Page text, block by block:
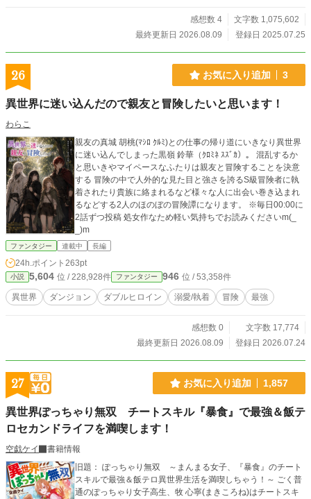
異種族たちとスローライフしながら、 世界を救ってしまう
感想数 4
文字数 1,075,602
最終更新日 2026.08.09
登録日 2025.07.25
26 お気に入り追加 3
異世界に迷い込んだので親友と冒険したいと思います！
わらこ
親友の真城 胡桃(ﾏｼﾛ ｸﾙﾐ)との仕事の帰り道にいきなり異世界
に迷い込んでしまった黒嶺 鈴華（ｸﾛﾐﾈ ｽｽﾞｶ）。 混乱するか
と思いきやマイペースなふたりは親友と冒険することを決意
する 冒険の中で人外的な見た目と強さを誇るS級冒険者に執
着されたり貴族に絡まれるなど様々な人に出会い巻き込まれ
るなどする2人のほのぼの冒険譚になります。 ※毎日00:00に
2話ずつ投稿 処女作なため軽い気持ちでお読みくださいm(_
_)m
ファンタジー 連載中 長編
24h.ポイント 263pt
小説 5,604 位 / 228,928件 ファンタジー 946 位 / 53,358件
異世界 ダンジョン ダブルヒロイン 溺愛/執着 冒険 最強
感想数 0
文字数 17,774
最終更新日 2026.08.09
登録日 2026.07.24
27 お気に入り追加 1,857
異世界ぽっちゃり無双 チートスキル『暴食』で最強＆飯テ
ロセカンドライフを満喫します！
空戯ケイ
書籍情報
旧題： ぽっちゃり無双 ～まんまる女子、『暴食』のチート
スキルで最強＆飯テロ異世界生活を満喫しちゃう！～ ごく普
通のぽっちゃり女子高生、牧 心寧(まきころね)はチートスキ